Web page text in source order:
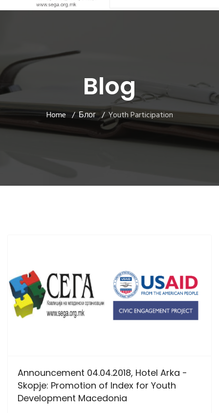
Blog
Home Блог Youth Participation
Announcement 04.04.2018, Hotel Arka -
Skopje: Promotion of Index for Youth
Development Macedonia